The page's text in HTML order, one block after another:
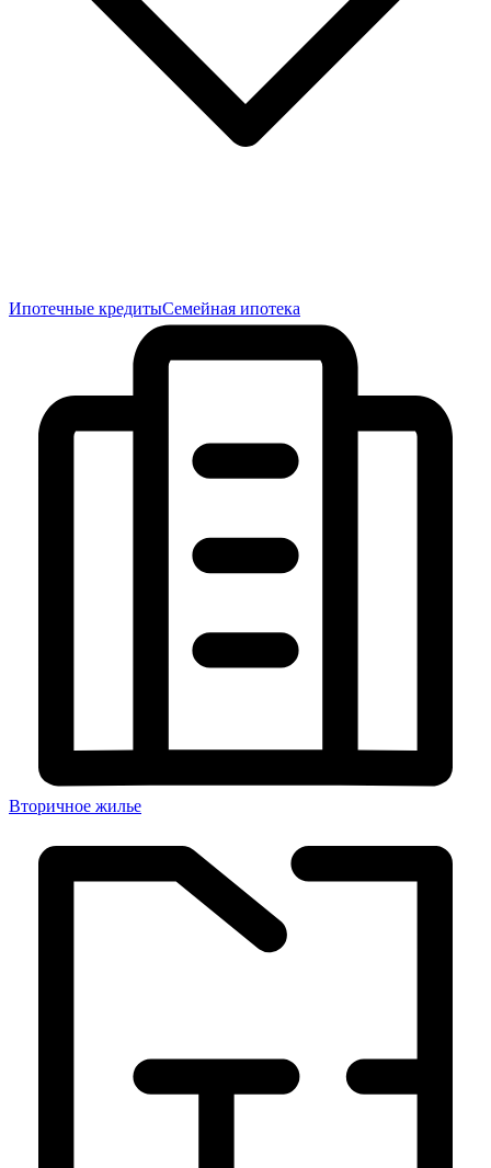
Ипотечные кредитыСемейная ипотека
Вторичное жилье